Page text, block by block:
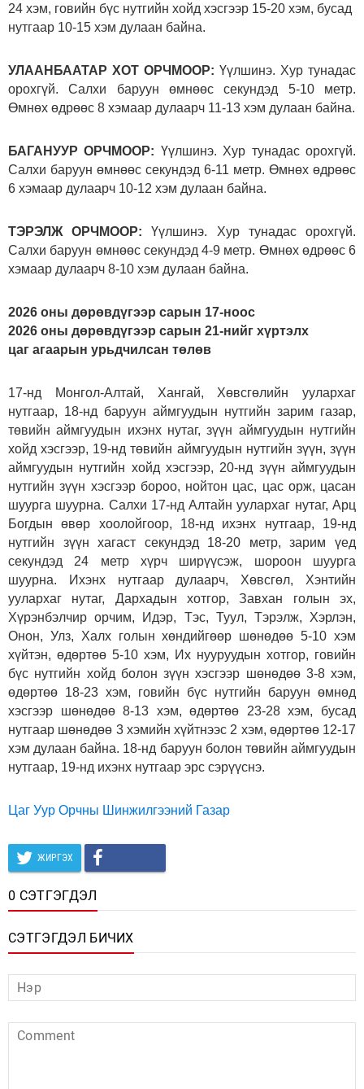
24 хэм, говийн бүс нутгийн хойд хэсгээр 15-20 хэм, бусад
нутгаар 10-15 хэм дулаан байна.
УЛААНБААТАР ХОТ ОРЧМООР: Үүлшинэ. Хур тунадас
орохгүй. Салхи баруун өмнөөс секундэд 5-10 метр.
Өмнөх өдрөөс 8 хэмаар дулаарч 11-13 хэм дулаан байна.
БАГАНУУР ОРЧМООР: Үүлшинэ. Хур тунадас орохгүй.
Салхи баруун өмнөөс секундэд 6-11 метр. Өмнөх өдрөөс
6 хэмаар дулаарч 10-12 хэм дулаан байна.
ТЭРЭЛЖ ОРЧМООР: Үүлшинэ. Хур тунадас орохгүй.
Салхи баруун өмнөөс секундэд 4-9 метр. Өмнөх өдрөөс 6
хэмаар дулаарч 8-10 хэм дулаан байна.
2026 оны дөрөвдүгээр сарын 17-ноос
2026 оны дөрөвдүгээр сарын 21-нийг хүртэлх
цаг агаарын урьдчилсан төлөв
17-нд Монгол-Алтай, Хангай, Хөвсгөлийн уулархаг
нутгаар, 18-нд баруун аймгуудын нутгийн зарим газар,
төвийн аймгуудын ихэнх нутаг, зүүн аймгуудын нутгийн
хойд хэсгээр, 19-нд төвийн аймгуудын нутгийн зүүн, зүүн
аймгуудын нутгийн хойд хэсгээр, 20-нд зүүн аймгуудын
нутгийн зүүн хэсгээр бороо, нойтон цас, цас орж, цасан
шуурга шуурна. Салхи 17-нд Алтайн уулархаг нутаг, Арц
Богдын өвөр хоолойгоор, 18-нд ихэнх нутгаар, 19-нд
нутгийн зүүн хагаст секундэд 18-20 метр, зарим үед
секундэд 24 метр хүрч ширүүсэж, шороон шуурга
шуурна. Ихэнх нутгаар дулаарч, Хөвсгөл, Хэнтийн
уулархаг нутаг, Дархадын хотгор, Завхан голын эх,
Хүрэнбэлчир орчим, Идэр, Тэс, Туул, Тэрэлж, Хэрлэн,
Онон, Улз, Халх голын хөндийгөөр шөнөдөө 5-10 хэм
хүйтэн, өдөртөө 5-10 хэм, Их нууруудын хотгор, говийн
бүс нутгийн хойд болон зүүн хэсгээр шөнөдөө 3-8 хэм,
өдөртөө 18-23 хэм, говийн бүс нутгийн баруун өмнөд
хэсгээр шөнөдөө 8-13 хэм, өдөртөө 23-28 хэм, бусад
нутгаар шөнөдөө 3 хэмийн хүйтнээс 2 хэм, өдөртөө 12-17
хэм дулаан байна. 18-нд баруун болон төвийн аймгуудын
нутгаар, 19-нд ихэнх нутгаар эрс сэрүүснэ.
Цаг Уур Орчны Шинжилгээний Газар
ЖИРГЭХ
0 СЭТГЭГДЭЛ
СЭТГЭГДЭЛ БИЧИХ